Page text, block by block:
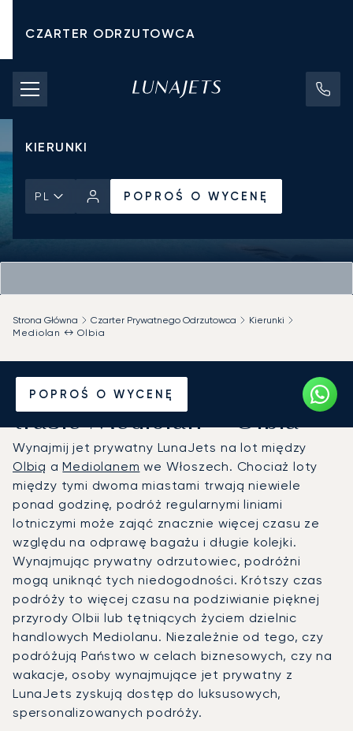
CZARTER ODRZUTOWCA
KOSZTY CZARTERU
PRYWATNE ODRZUTOWCE
KIERUNKI
PL POPROŚ O WYCENĘ
POPROŚ O WYCENĘ
Strona Główna Czarter Prywatnego Odrzutowca
Kierunki
Mediolan ↔ Olbia
Wynajmij jet prywatny na
trasie Mediolan – Olbia
Wynajmij jet prywatny LunaJets na lot między
Olbią aMediolanem we Włoszech. Chociaż loty
między tymi dwoma miastami trwają niewiele
ponad godzinę, podróż regularnymi liniami
lotniczymi może zająć znacznie więcej czasu ze
względu na odprawę bagażu i długie kolejki.
Wynajmując prywatny odrzutowiec, podróżni
mogą uniknąć tych niedogodności. Krótszy czas
podróży to więcej czasu na podziwianie pięknej
przyrody Olbii lub tętniących życiem dzielnic
handlowych Mediolanu. Niezależnie od tego, czy
podróżują Państwo w celach biznesowych, czy na
wakacje, osoby wynajmujące jet prywatny z
LunaJets zyskują dostęp do luksusowych,
spersonalizowanych podróży.